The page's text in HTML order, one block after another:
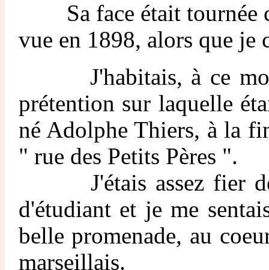
Sa face était tournée
vue en 1898, alors que je
J'habitais, à ce
prétention sur laquelle
né Adolphe Thiers, à la
" rue des Petits Pères ".
J'étais assez fier de
d'étudiant et je me
belle promenade, au
marseillais.